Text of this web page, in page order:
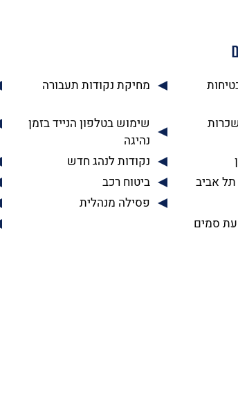
מחיקת נקודות תעבורה
שימוש בטלפון הנייד בזמן
נהיגה
נקודות לנהג חדש
תל אביב
ביטוח רכב
פסילה מנהלית
סמים